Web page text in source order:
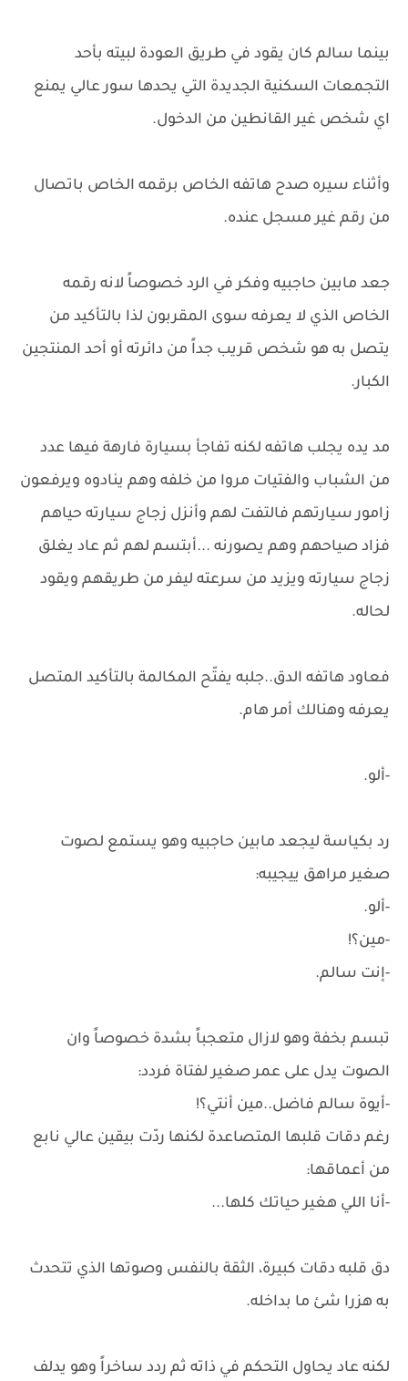
بينما سالم كان يقود في طريق العودة لبيته بأحد
التجمعات السكنية الجديدة التي يحدها سور عالي يمنع
اي شخص غير القانطين من الدخول.
وأثناء سيره صدح هاتفه الخاص برقمه الخاص باتصال
من رقم غير مسجل عنده.
جعد مابين حاجبيه وفكر في الرد خصوصاً لانه رقمه
الخاص الذي لا يعرفه سوى المقربون لذا بالتأكيد من
يتصل به هو شخص قريب جداً من دائرته أو أحد المنتجين
الكبار.
مد يده يجلب هاتفه لكنه تفاجأ بسيارة فارهة فيها عدد
من الشباب والفتيات مروا من خلفه وهم ينادوه ويرفعون
زامور سيارتهم فالتفت لهم وأنزل زجاج سيارته حياهم
فزاد صياحهم وهم يصورنه ...أبتسم لهم ثم عاد يغلق
زجاج سيارته ويزيد من سرعته ليفر من طريقهم ويقود
لحاله.
فعاود هاتفه الدق..جلبه يفتّح المكالمة بالتأكيد المتصل
يعرفه وهنالك أمر هام.
-ألو.
رد بكياسة ليجعد مابين حاجبيه وهو يستمع لصوت
صغير مراهق ييجيبه:
-ألو.
-مين؟!
-إنت سالم.
تبسم بخفة وهو لازال متعجباً بشدة خصوصاً وان
الصوت يدل على عمر صغير لفتاة فردد:
-أيوة سالم فاضل..مين أنتي؟!
رغم دقات قلبها المتصاعدة لكنها ردّت بيقين عالي نابع
من أعماقها:
-أنا اللي هغير حياتك كلها...
دق قلبه دقات كبيرة، الثقة بالنفس وصوتها الذي تتحدث
به هزرا شئ ما بداخله.
لكنه عاد يحاول التحكم في ذاته ثم ردد ساخراً وهو يدلف